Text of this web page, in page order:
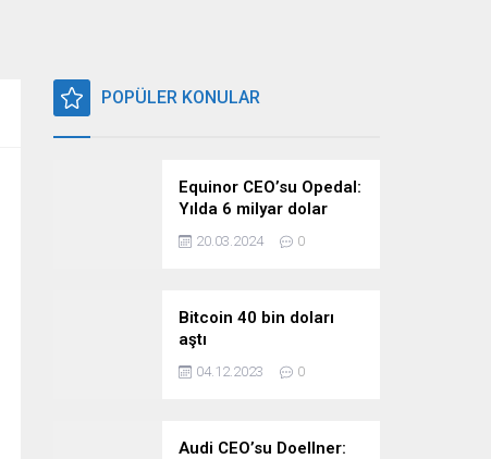
POPÜLER KONULAR
Equinor CEO’su Opedal:
Yılda 6 milyar dolar
harcıyoruz
20.03.2024 0
Bitcoin 40 bin doları
aştı
04.12.2023 0
Audi CEO’su Doellner: